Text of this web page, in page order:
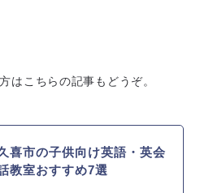
はこちらの記事もどうぞ。
喜市の子供向け英語・英会
教室おすすめ7選